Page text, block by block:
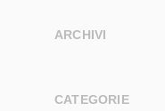
ARCHIVI
CATEGORIE